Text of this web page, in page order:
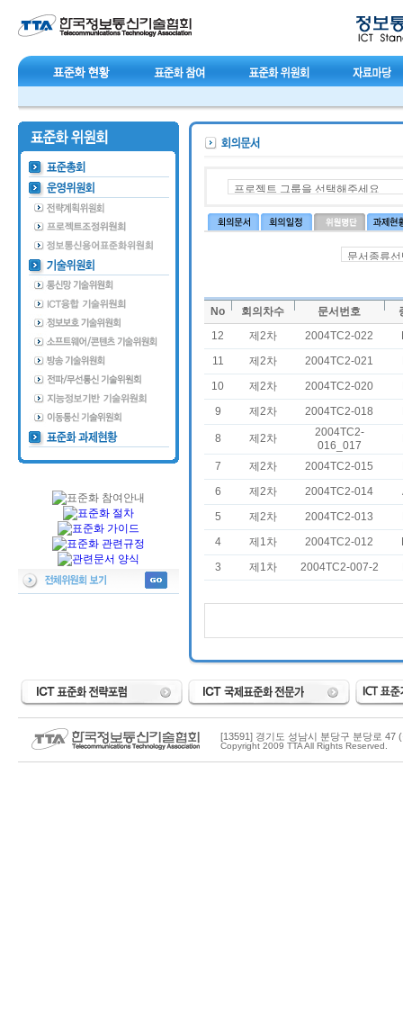
No 회의차수 문서번호
12
제2차 2004TC2-022
11
제2차 2004TC2-021
10
제2차 2004TC2-020
9
제2차 2004TC2-018
8 제2차
2004TC2-
016_017
7 제2차 2004TC2-015
6
제2차 2004TC2-014
5
제2차 2004TC2-013
4
제1차 2004TC2-012
3
제1차 2004TC2-007-2
[13591] 경기도 성남시 분당구 분당로 47
Copyright 2009 TTA All Rights Reserved.